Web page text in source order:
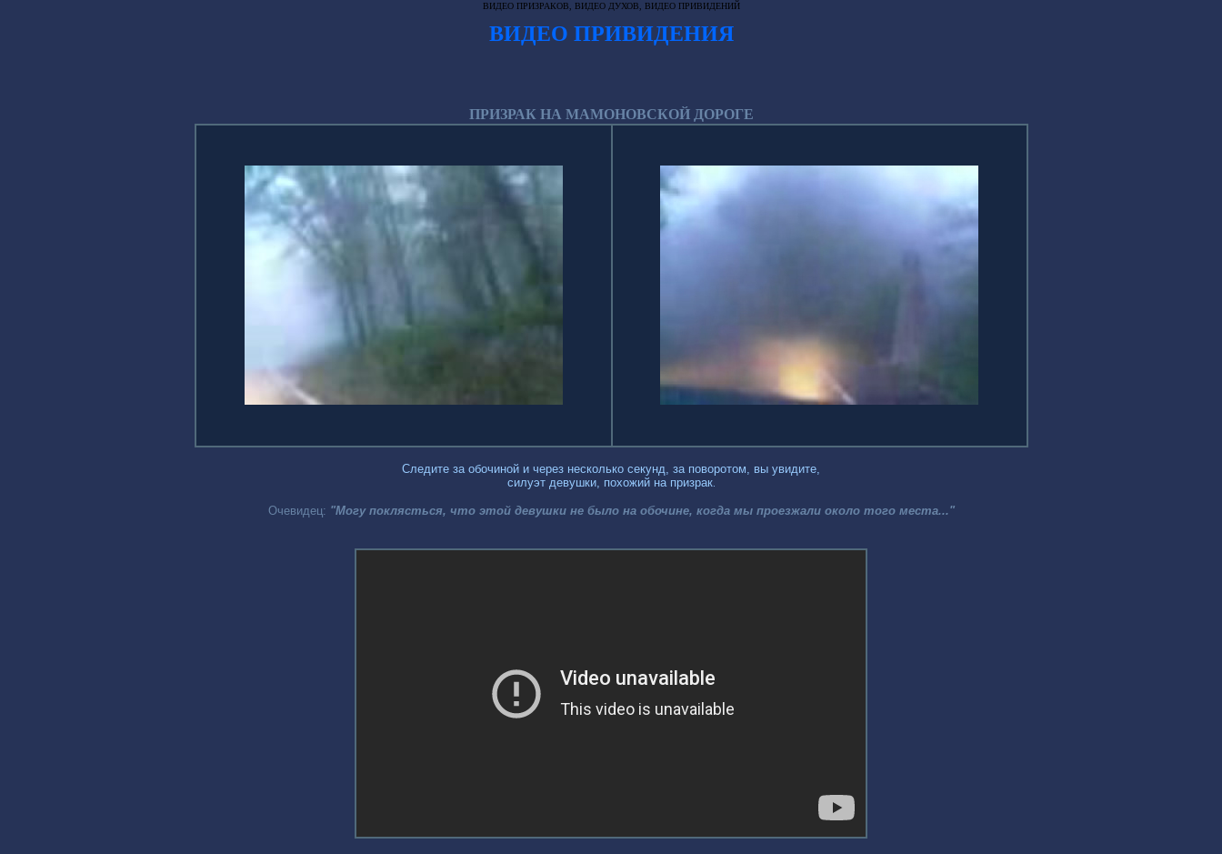
ВИДЕО ПРИЗРАКОВ, ВИДЕО ДУХОВ, ВИДЕО ПРИВИДЕНИЙ
ВИДЕО ПРИВИДЕНИЯ
ПРИЗРАК НА МАМОНОВСКОЙ ДОРОГЕ
Следите за обочиной и через несколько секунд, за поворотом, вы увидите,
силуэт девушки, похожий на призрак.
Очевидец: "Могу поклясться, что этой девушки не было на обочине, когда мы проезжали около того места..."